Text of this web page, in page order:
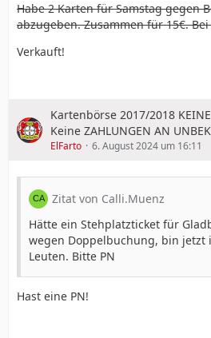
Habe 2 Karten für Samstag gegen
abzugeben. Zusammen für 15€.
Verkauft!
Kartenbörse 2017/2018
Keine ZAHLUNGEN AN
ElFarto 6. August 2024 um 16:11
Zitat von Calli.Muenz
Hätte ein Stehplatzticket für
wegen Doppelbuchung, bin jetzt
Leuten. Bitte PN
Hast eine PN!